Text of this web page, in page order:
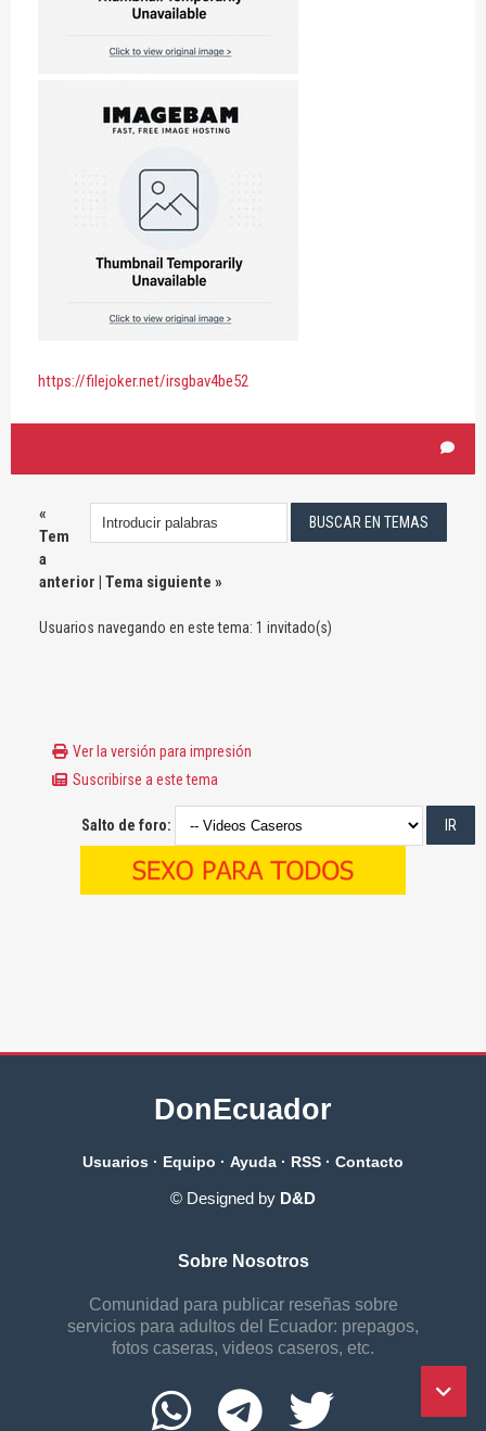
https://filejoker.net/irsgbav4be52
«
Tem
a
anterior | Tema siguiente »
Usuarios navegando en este tema: 1 invitado(s)
Ver la versión para impresión
Suscribirse a este tema
Salto de foro:
DonEcuador
Usuarios · Equipo · Ayuda · RSS · Contacto
© Designed by D&D
Sobre Nosotros
Comunidad para publicar reseñas sobre
servicios para adultos del Ecuador: prepagos,
fotos caseras, videos caseros, etc.